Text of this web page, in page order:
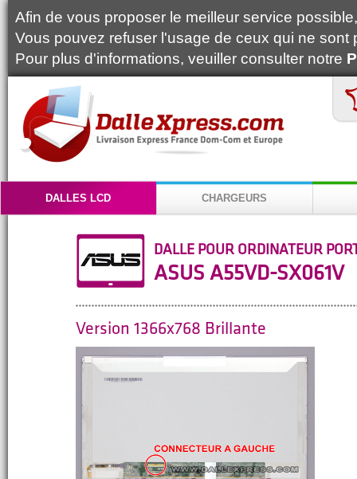
Afin de vous proposer le meilleur service
Vous pouvez refuser l'usage de ceux qui ne
Pour plus d'informations, veuiller consulter notre
DALLES LCD CHARGEURS
DALLE POUR ORDINATEUR
ASUS A55VD-SX061V
Version 1366x768 Brillante